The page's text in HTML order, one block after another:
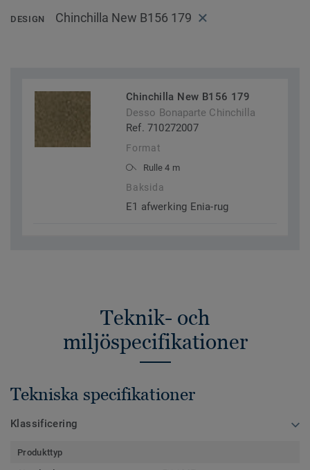
DESIGN Chinchilla New B156 179
Chinchilla New B156 179
Desso Bonaparte Chinchilla
Ref. 710272007
Format
Rulle 4 m
Baksida
E1 afwerking Enia-rug
Teknik- och
miljöspecifikationer
Tekniska specifikationer
Klassificering
Produkttyp